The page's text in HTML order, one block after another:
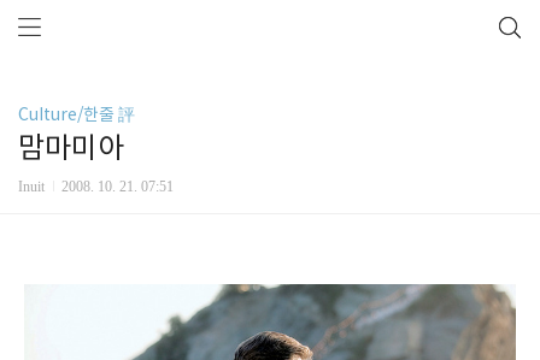
Culture/한줄 評
맘마미아
Inuit 2008. 10. 21. 07:51